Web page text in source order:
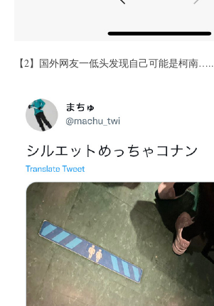
【2】国外网友一低头发现自己可能是柯南…..